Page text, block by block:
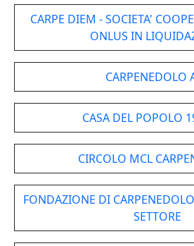
CARPE DIEM - SOCIETA'
ONLUS IN
CARPENEDOLO
CASA DEL POPOLO
CIRCOLO MCL
FONDAZIONE DI
SETTORE